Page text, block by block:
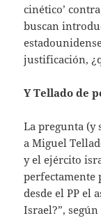
cinético’
buscan
justificación,
Y Tellado de
La pregunta
a Miguel
y el ejército
perfectamente
desde el PP el
Israel?”,